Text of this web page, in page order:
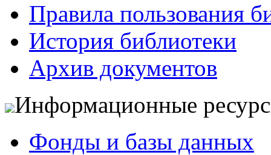
Правила пользования
История библиотеки
Архив документов
Информационные
Фонды и базы данных